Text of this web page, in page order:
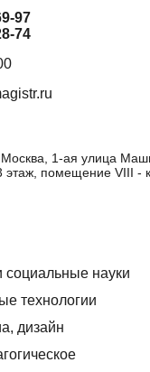
97
74
Москва, 1-ая улица
помещение VIII -
социальные науки
технологии
дизайн